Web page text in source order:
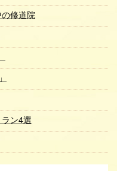
修道院
ン4選